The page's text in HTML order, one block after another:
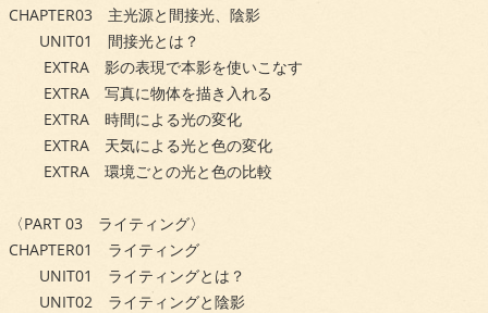
CHAPTER03 主光源と間接光、陰影
UNIT01 間接光とは？
EXTRA 影の表現で本影を使いこなす
EXTRA 写真に物体を描き入れる
EXTRA 時間による光の変化
EXTRA 天気による光と色の変化
EXTRA 環境ごとの光と色の比較
〈PART 03 ライティング〉
CHAPTER01 ライティング
UNIT01 ライティングとは？
UNIT02 ライティングと陰影